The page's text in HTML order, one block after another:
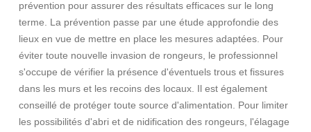
prévention pour assurer des résultats efficaces sur le long
terme. La prévention passe par une étude approfondie des
lieux en vue de mettre en place les mesures adaptées. Pour
éviter toute nouvelle invasion de rongeurs, le professionnel
s'occupe de vérifier la présence d'éventuels trous et fissures
dans les murs et les recoins des locaux. Il est également
conseillé de protéger toute source d'alimentation. Pour limiter
les possibilités d'abri et de nidification des rongeurs, l'élagage